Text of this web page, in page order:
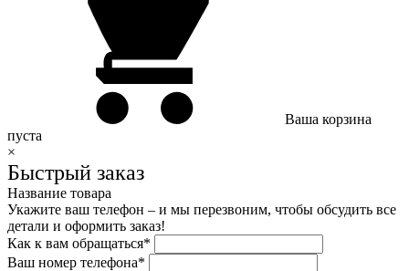
Ваша корзина
пуста
×
Быстрый заказ
Название товара
Укажите ваш телефон – и мы перезвоним, чтобы обсудить все
детали и оформить заказ!
Как к вам обращаться*
Ваш номер телефона*